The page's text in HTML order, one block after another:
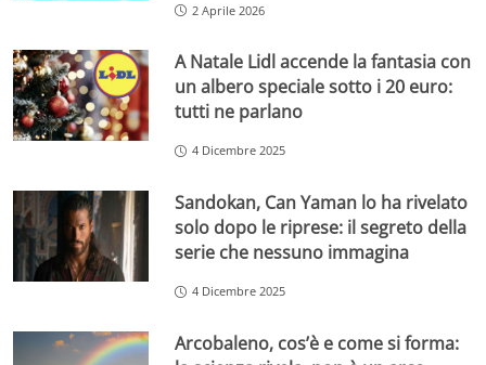
2 Aprile 2026
A Natale Lidl accende la fantasia con
un albero speciale sotto i 20 euro:
tutti ne parlano
4 Dicembre 2025
Sandokan, Can Yaman lo ha rivelato
solo dopo le riprese: il segreto della
serie che nessuno immagina
4 Dicembre 2025
Arcobaleno, cos’è e come si forma: